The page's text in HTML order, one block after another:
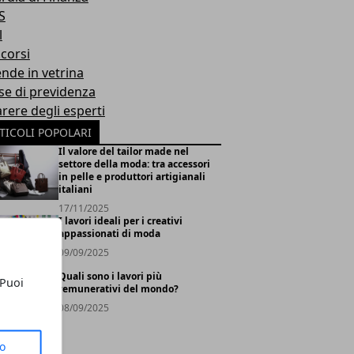
in vetrina
di previdenza
degli esperti
POPOLARI
Il valore del tailor made nel
settore della moda: tra accessori
in pelle e produttori artigianali
italiani
17/11/2025
I lavori ideali per i creativi
appassionati di moda
09/09/2025
Quali sono i lavori più
remunerativi del mondo?
08/09/2025